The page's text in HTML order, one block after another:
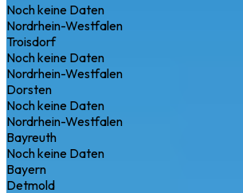
Noch keine Daten
Nordrhein-Westfalen
Troisdorf
Noch keine Daten
Nordrhein-Westfalen
Dorsten
Noch keine Daten
Nordrhein-Westfalen
Bayreuth
Noch keine Daten
Bayern
Detmold